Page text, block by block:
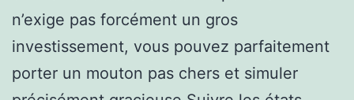
n’exige pas forcément un gros
investissement, vous pouvez parfaitement
porter un mouton pas chers et simuler